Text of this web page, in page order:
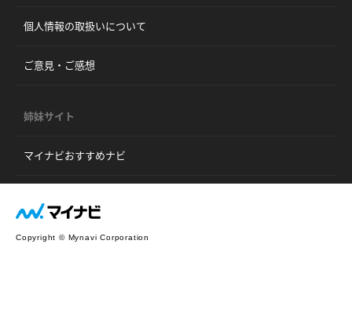
個人情報の取扱いについて
ご意見・ご感想
姉妹サイト
マイナビおすすめナビ
Copyright © Mynavi Corporation